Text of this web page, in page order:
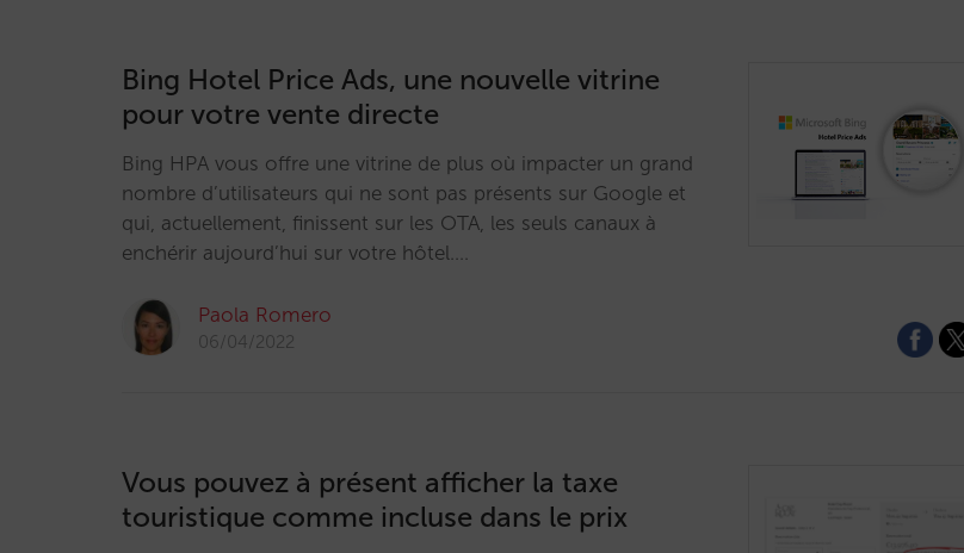
Bing Hotel Price Ads, une nouvelle vitrine
pour votre vente directe
Bing HPA vous offre une vitrine de plus où impacter un grand
nombre d’utilisateurs qui ne sont pas présents sur Google et
qui, actuellement, finissent sur les OTA, les seuls canaux à
enchérir aujourd’hui sur votre hôtel.…
Paola Romero
06/04/2022
Vous pouvez à présent afficher la taxe
touristique comme incluse dans le prix